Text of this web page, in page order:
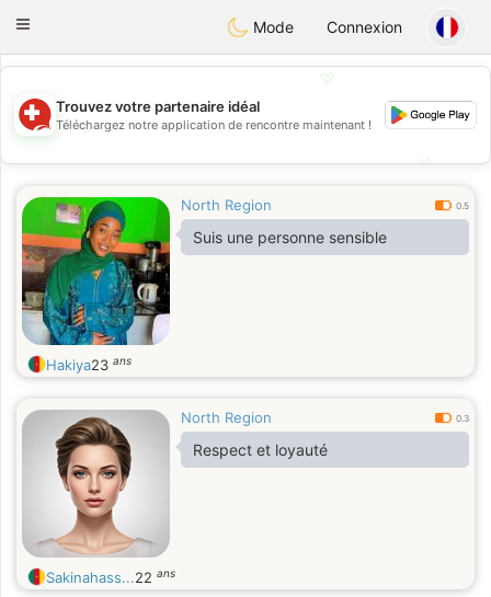
Suissi
Toggle
Mode Connexion
💖
💕
Trouvez votre partenaire idéal
Téléchargez notre application de rencontre maintenant !
North Region 0.5
Suis une personne sensible
Hakiya23 ans
North Region 0.3
Respect et loyauté
Sakinahass...22 ans